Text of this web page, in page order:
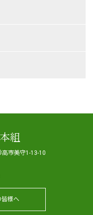
組
市美守1-13-10
皆様へ